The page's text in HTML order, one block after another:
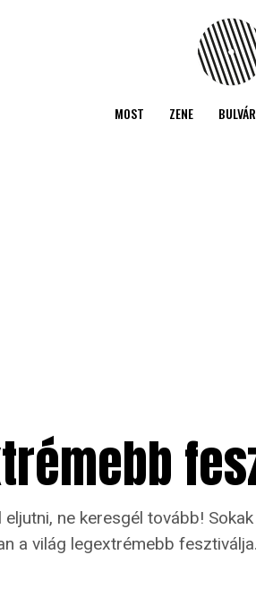
MOST ZENE BULVÁR
ne keresgél tovább!
a világ legextrémebb fesztiválja.